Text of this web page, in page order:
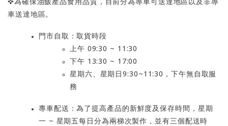
車送達地區。
門市自取：取貨時段
上午 09:30 ~ 11:30
下午 13:30 ~ 17:00
星期六、星期日9:30~11:30，下午無自取服
務
專車配送：為了提高產品的新鮮度及保存時間，星期
一 ~ 星期五每日分為兩梯次製作，並有三個配送時